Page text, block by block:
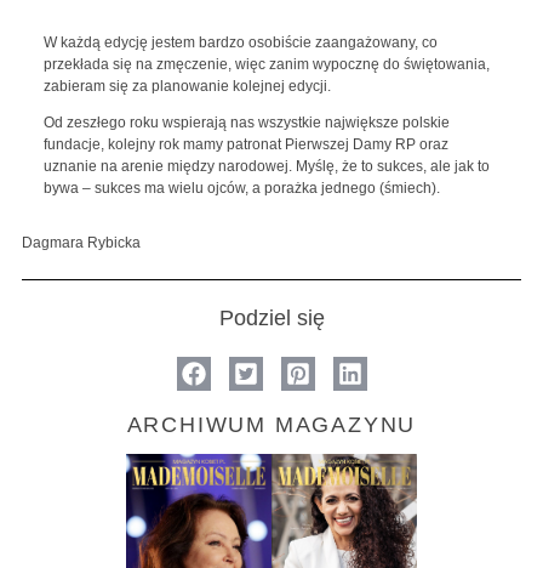
W każdą edycję jestem bardzo osobiście zaangażowany, co
przekłada się na zmęczenie, więc zanim wypocznę do świętowania,
zabieram się za planowanie kolejnej edycji.
Od zeszłego roku wspierają nas wszystkie największe polskie
fundacje, kolejny rok mamy patronat Pierwszej Damy RP oraz
uznanie na arenie między narodowej. Myślę, że to sukces, ale jak to
bywa – sukces ma wielu ojców, a porażka jednego (śmiech).
Dagmara Rybicka
Podziel się
ARCHIWUM MAGAZYNU